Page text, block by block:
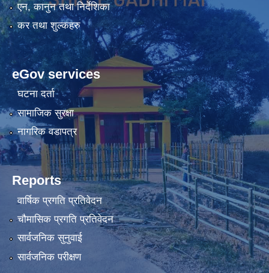
एन, कानुन तथा निर्देशिका
कर तथा शुल्कहरु
eGov services
घटना दर्ता
सामाजिक सुरक्षा
नागरिक वडापत्र
Reports
वार्षिक प्रगति प्रतिवेदन
चौमासिक प्रगति प्रतिवेदन
सार्वजनिक सुनुवाई
सार्वजनिक परीक्षण